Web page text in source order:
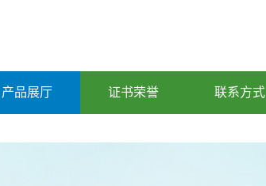
产品展厅 证书荣誉 联系方式